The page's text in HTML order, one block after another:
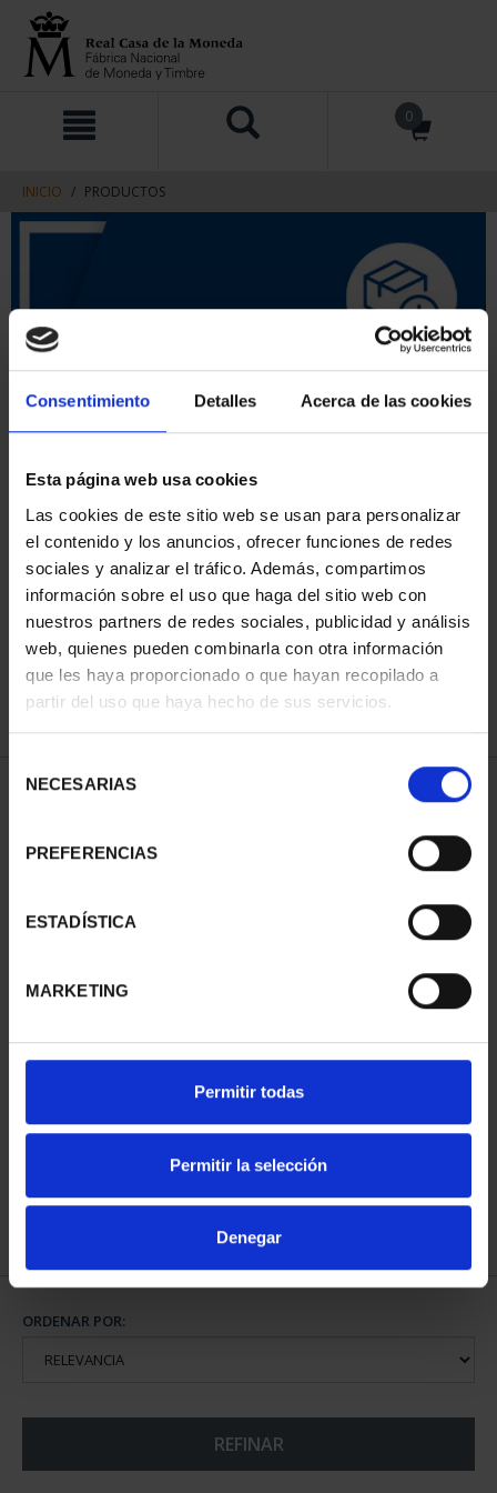
Consentimiento Detalles Acerca de las cookies
Esta página web usa cookies
Las cookies de este sitio web se usan para personalizar
el contenido y los anuncios, ofrecer funciones de redes
sociales y analizar el tráfico. Además, compartimos
información sobre el uso que haga del sitio web con
nuestros partners de redes sociales, publicidad y análisis
web, quienes pueden combinarla con otra información
que les haya proporcionado o que hayan recopilado a
partir del uso que haya hecho de sus servicios.
NECESARIAS
PREFERENCIAS
ESTADÍSTICA
MARKETING
Permitir todas
Permitir la selección
Denegar
contenido
navegacin
0
INICIO PRODUCTOS
ORDENAR POR:
REFINAR
1 Productos encontrados
CIUDADES PATRIMONIO
73,00 €
ORDENAR POR:
REFINAR